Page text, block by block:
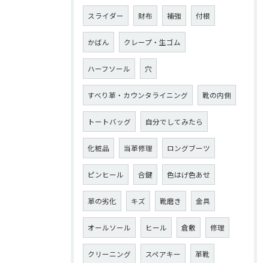
スライダー 財布 補強 付根
かばん クレープ・生ゴム
ハーフソール 穴
すべり革・カウンタライニング 靴の内側
トートバッグ 自分でしてみたら
化粧品 当革修理 ロングブーツ
ピンヒール 合鍵 色はげ色あせ
革の劣化 キズ 靴磨き 金具
オールソール ヒール 倉敷 修理
クリーニング スペアキー 革靴